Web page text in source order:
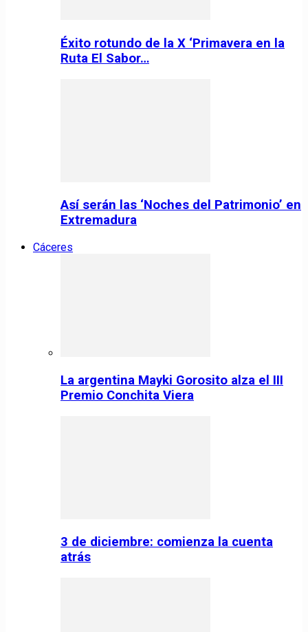
Éxito rotundo de la X ‘Primavera en la
Ruta El Sabor…
Así serán las ‘Noches del Patrimonio’ en
Extremadura
Cáceres
La argentina Mayki Gorosito alza el III
Premio Conchita Viera
3 de diciembre: comienza la cuenta
atrás